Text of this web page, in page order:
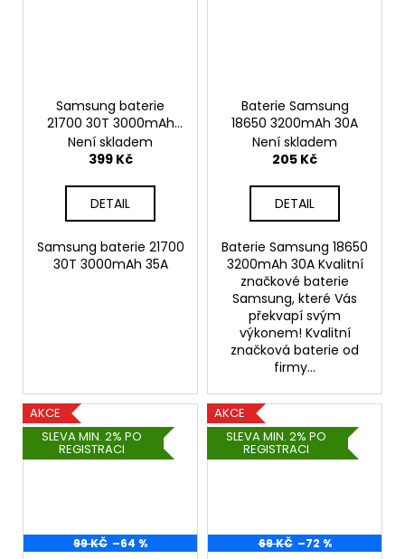
Samsung baterie
21700 30T 3000mAh
35A
Není skladem
399 Kč
DETAIL
Samsung baterie 21700
30T 3000mAh 35A
Baterie Samsung
18650 3200mAh 30A
Není skladem
205 Kč
DETAIL
Baterie Samsung 18650
3200mAh 30A Kvalitní
značkové baterie
Samsung, které Vás
překvapí svým
výkonem! Kvalitní
značková baterie od
firmy...
AKCE
SLEVA MIN. 2% PO
REGISTRACI
99 KČ –64 %
AKCE
SLEVA MIN. 2% PO
REGISTRACI
69 KČ –72 %